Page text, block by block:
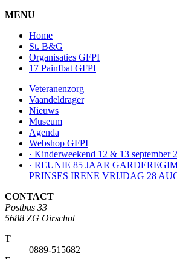
MENU
Home
St. B&G
Organisaties GFPI
17 Painfbat GFPI
Veteranenzorg
Vaandeldrager
Nieuws
Museum
Agenda
Webshop GFPI
· Kinderweekend 12 & 13 september
· REUNIE 85 JAAR
PRINSES IRENE VRIJDAG 28
CONTACT
Postbus 33
5688 ZG Oirschot
T
0889-515682